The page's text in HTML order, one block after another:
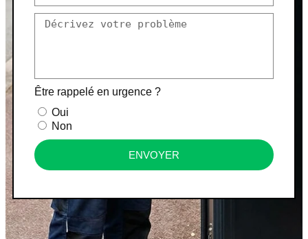
Être rappelé en urgence ?
Oui
Non
ENVOYER